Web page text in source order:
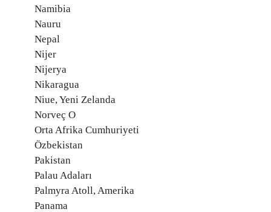
Namibia
Nauru
Nepal
Nijer
Nijerya
Nikaragua
Niue, Yeni Zelanda
Norveç O
Orta Afrika Cumhuriyeti
Özbekistan
Pakistan
Palau Adaları
Palmyra Atoll, Amerika
Panama